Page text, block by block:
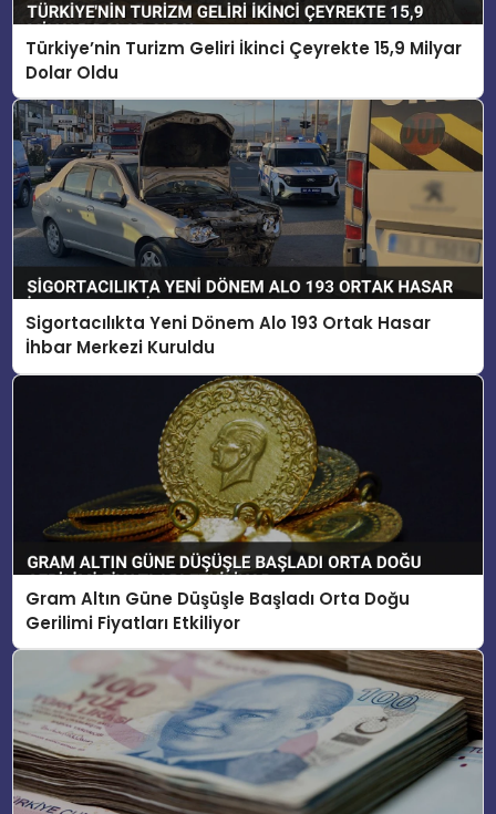
Türkiye’nin Turizm Geliri İkinci Çeyrekte 15,9 Milyar
Dolar Oldu
Sigortacılıkta Yeni Dönem Alo 193 Ortak Hasar
İhbar Merkezi Kuruldu
Gram Altın Güne Düşüşle Başladı Orta Doğu
Gerilimi Fiyatları Etkiliyor